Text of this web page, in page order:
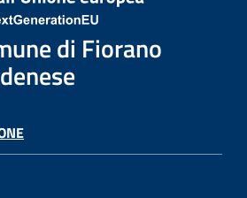
di Fiorano